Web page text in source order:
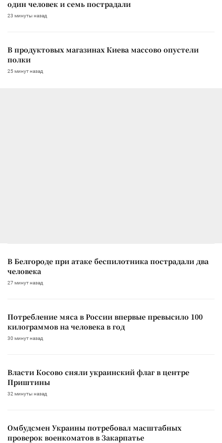
один человек и семь пострадали
23 минуты назад
В продуктовых магазинах Киева массово опустели
полки
25 минут назад
В Белгороде при атаке беспилотника пострадали два
человека
27 минут назад
Потребление мяса в России впервые превысило 100
килограммов на человека в год
30 минут назад
Власти Косово сняли украинский флаг в центре
Приштины
32 минуты назад
Омбудсмен Украины потребовал масштабных
проверок военкоматов в Закарпатье